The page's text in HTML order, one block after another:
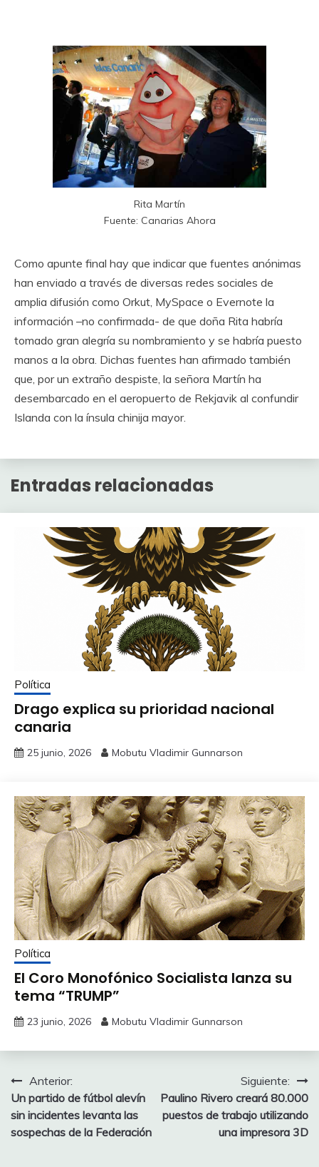
Rita Martín
Fuente: Canarias Ahora
Como apunte final hay que indicar que fuentes anónimas
han enviado a través de diversas redes sociales de
amplia difusión como Orkut, MySpace o Evernote la
información –no confirmada- de que doña Rita habría
tomado gran alegría su nombramiento y se habría puesto
manos a la obra. Dichas fuentes han afirmado también
que, por un extraño despiste, la señora Martín ha
desembarcado en el aeropuerto de Rekjavik al confundir
Islanda con la ínsula chinija mayor.
Entradas relacionadas
Política
Drago explica su prioridad nacional
canaria
25 junio, 2026 Mobutu Vladimir Gunnarson
Política
El Coro Monofónico Socialista lanza su
tema “TRUMP”
23 junio, 2026 Mobutu Vladimir Gunnarson
Navegación
de
entradas
Anterior:
Un partido de fútbol alevín
sin incidentes levanta las
sospechas de la Federación
Siguiente:
Paulino Rivero creará 80.000
puestos de trabajo utilizando
una impresora 3D